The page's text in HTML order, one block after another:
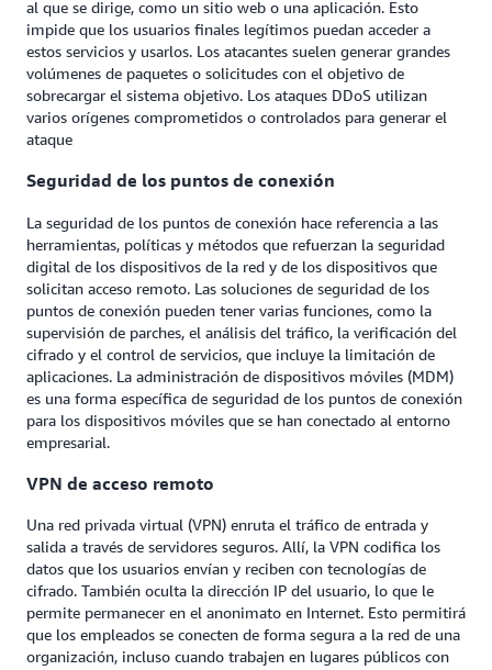
al que se dirige, como un sitio web o una aplicación. Esto
impide que los usuarios finales legítimos puedan acceder a
estos servicios y usarlos. Los atacantes suelen generar grandes
volúmenes de paquetes o solicitudes con el objetivo de
sobrecargar el sistema objetivo. Los ataques DDoS utilizan
varios orígenes comprometidos o controlados para generar el
ataque
Seguridad de los puntos de conexión
La seguridad de los puntos de conexión hace referencia a las
herramientas, políticas y métodos que refuerzan la seguridad
digital de los dispositivos de la red y de los dispositivos que
solicitan acceso remoto. Las soluciones de seguridad de los
puntos de conexión pueden tener varias funciones, como la
supervisión de parches, el análisis del tráfico, la verificación del
cifrado y el control de servicios, que incluye la limitación de
aplicaciones. La administración de dispositivos móviles (MDM)
es una forma específica de seguridad de los puntos de conexión
para los dispositivos móviles que se han conectado al entorno
empresarial.
VPN de acceso remoto
Una red privada virtual (VPN) enruta el tráfico de entrada y
salida a través de servidores seguros. Allí, la VPN codifica los
datos que los usuarios envían y reciben con tecnologías de
cifrado. También oculta la dirección IP del usuario, lo que le
permite permanecer en el anonimato en Internet. Esto permitirá
que los empleados se conecten de forma segura a la red de una
organización, incluso cuando trabajen en lugares públicos con